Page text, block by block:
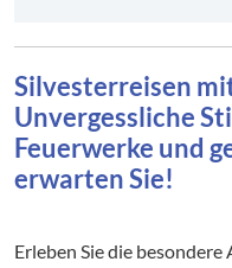
Silvesterreisen
Unvergessliche
Feuerwerke und
erwarten Sie!
Erleben Sie die